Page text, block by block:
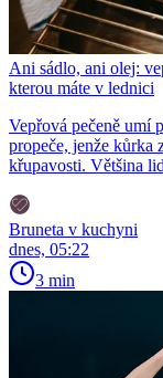
Ani sádlo, ani olej:
kterou máte v lednici
Vepřová pečeně umí
propeče, jenže kůrka
křupavosti. Většina
Bruneta v kuchyni
dnes, 05:22
3 min